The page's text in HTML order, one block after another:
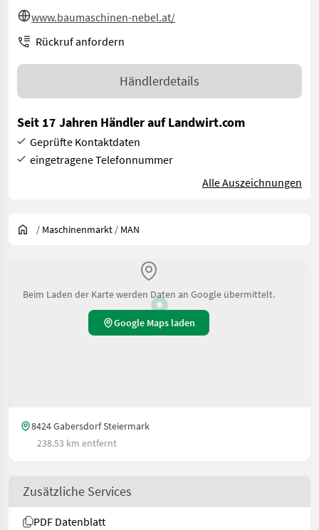
www.baumaschinen-nebel.at/
Rückruf anfordern
Händlerdetails
Seit 17 Jahren Händler auf Landwirt.com
Geprüfte Kontaktdaten
eingetragene Telefonnummer
Alle Auszeichnungen
/ Maschinenmarkt / MAN
Beim Laden der Karte werden Daten an Google übermittelt.
Google Maps laden
8424 Gabersdorf Steiermark
238.53 km entfernt
Zusätzliche Services
PDF Datenblatt